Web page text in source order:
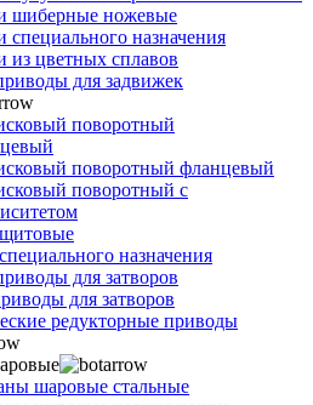
шиберные ножевые
специального назначения
из цветных сплавов
для задвижек
поворотный
поворотный фланцевый
поворотный с
назначения
для затворов
для затворов
редукторные приводы
шаровые стальные